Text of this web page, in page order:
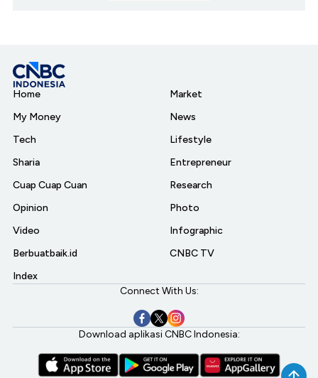
Home
My Money
Tech
Sharia
Cuap Cuap Cuan
Opinion
Video
Berbuatbaik.id
Index
Market
News
Lifestyle
Entrepreneur
Research
Photo
Infographic
CNBC TV
Connect With Us:
Download aplikasi CNBC Indonesia: